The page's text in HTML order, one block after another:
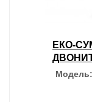
ЕКО-
Модель: